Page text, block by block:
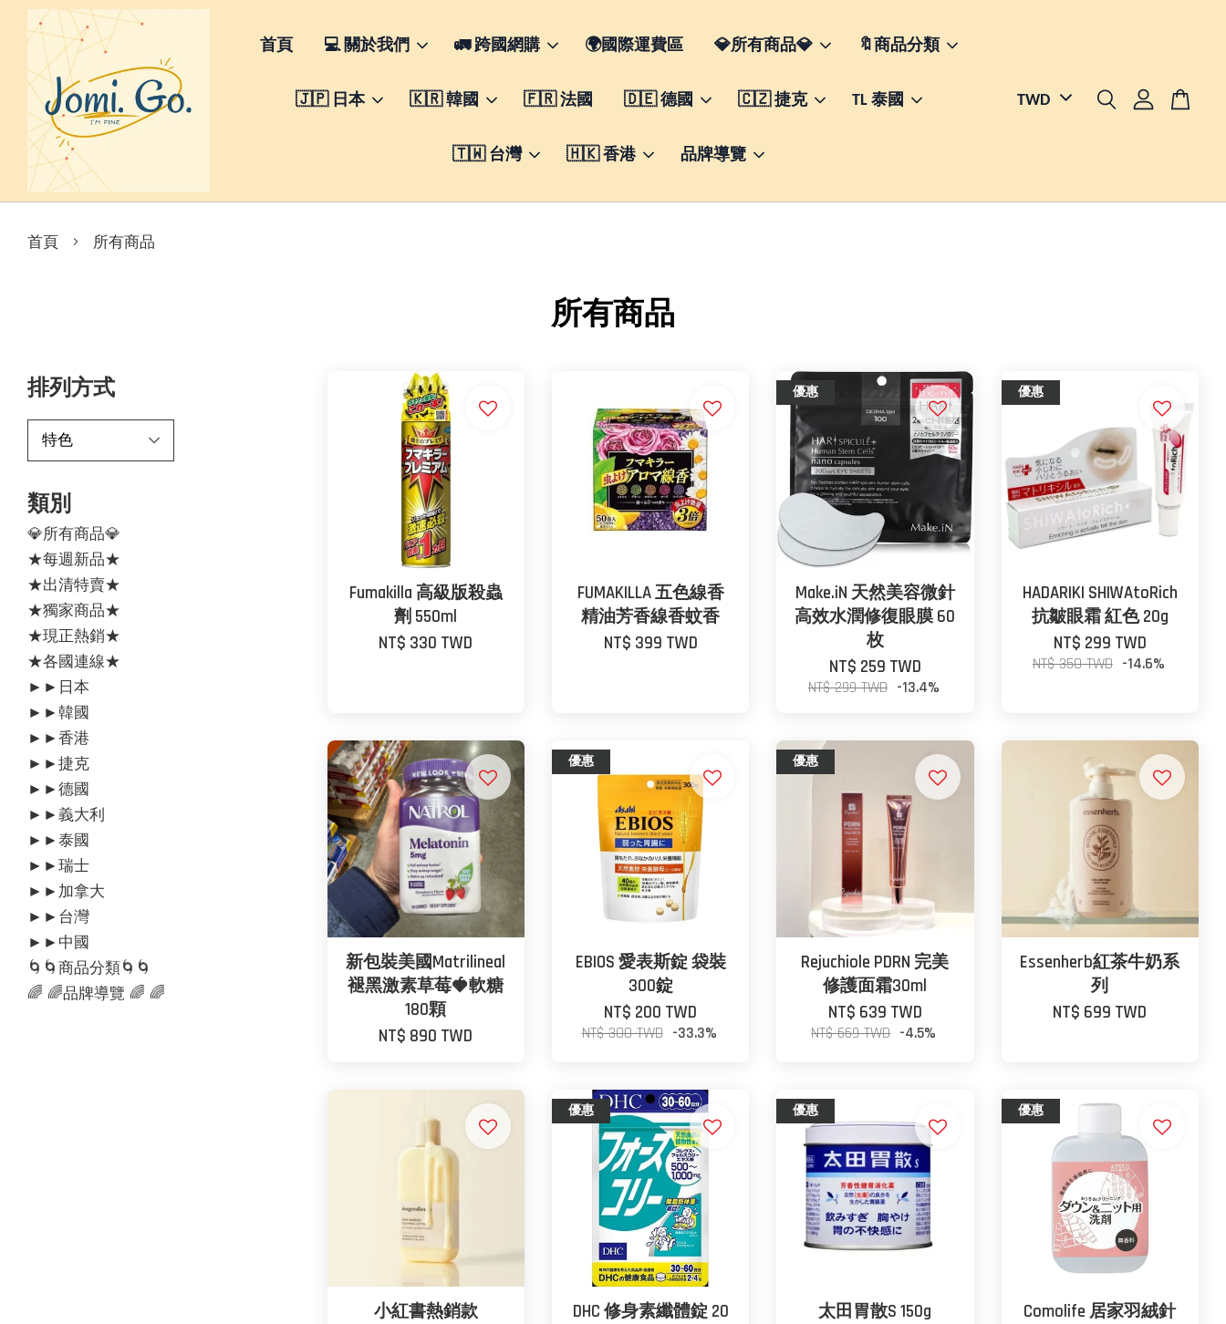
首頁 💻 關於我們 🚛 跨國網購 🌍國際運費區 💎所有商品💎 🔖商品分類
🇯🇵 日本 🇰🇷 韓國 🇫🇷 法國 🇩🇪 德國 🇨🇿 捷克 TL 泰國
🇹🇼 台灣 🇭🇰 香港 品牌導覽
首頁 › 所有商品
所有商品
排列方式
類別
💎所有商品💎
★每週新品★
★出清特賣★
★獨家商品★
★現正熱銷★
★各國連線★
►►日本
►►韓國
►►香港
►►捷克
►►德國
►►義大利
►►泰國
►►瑞士
►►加拿大
►►台灣
►►中國
🌀🌀商品分類🌀🌀
🌈 🌈品牌導覽 🌈 🌈
Fumakilla 高級版殺蟲
劑 550ml
NT$ 330 TWD
FUMAKILLA 五色線香
精油芳香線香蚊香
NT$ 399 TWD
優惠
Make.iN 天然美容微針
高效水潤修復眼膜 60
枚
NT$ 259 TWD
NT$ 299 TWD -13.4%
優惠
HADARIKI SHIWAtoRich
抗皺眼霜 紅色 20g
NT$ 299 TWD
NT$ 350 TWD -14.6%
新包裝美國Matrilineal
褪黑激素草莓🍓軟糖
180顆
NT$ 890 TWD
優惠
EBIOS 愛表斯錠 袋裝
300錠
NT$ 200 TWD
NT$ 300 TWD -33.3%
優惠
Rejuchiole PDRN 完美
修護面霜30ml
NT$ 639 TWD
NT$ 669 TWD -4.5%
Essenherb紅茶牛奶系
列
NT$ 699 TWD
小紅書熱銷款
優惠
DHC 修身素纖體錠 20
優惠
太田胃散S 150g
優惠
Comolife 居家羽絨針